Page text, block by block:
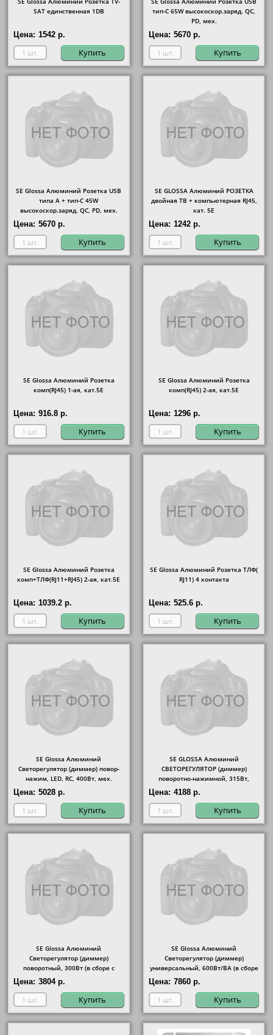
SAT единственная 1DB
Цена: 1542 р.
Купить
тип-C 65W высокоскор.заряд. QC,
PD, мех.
Цена: 5670 р.
Купить
SE Glossa Алюминий Розетка USB
типа A + тип-C 45W
высокоскор.заряд. QC, PD, мех.
Цена: 5670 р.
Купить
SE GLOSSA Алюминий РОЗЕТКА
двойная ТВ + компьютерная RJ45,
кат. 5Е
Цена: 1242 р.
Купить
SE Glossa Алюминий Розетка
комп(RJ45) 1-ая, кат.5E
Цена: 916.8 р.
Купить
SE Glossa Алюминий Розетка
комп(RJ45) 2-ая, кат.5E
Цена: 1296 р.
Купить
SE Glossa Алюминий Розетка
комп+ТЛФ(RJ11+RJ45) 2-ая, кат.5E
Цена: 1039.2 р.
Купить
SE Glossa Алюминий Розетка ТЛФ(
RJ11) 4 контакта
Цена: 525.6 р.
Купить
SE Glossa Алюминий
Светорегулятор (диммер) повор-
нажим, LED, RC, 400Вт, мех.
Цена: 5028 р.
Купить
SE GLOSSA Алюминий
СВЕТОРЕГУЛЯТОР (диммер)
поворотно-нажимной, 315Вт,
механизм
Цена: 4188 р.
Купить
SE Glossa Алюминий
Светорегулятор (диммер)
поворотный, 300Вт (в сборе с
Цена: 3804 р.
Купить
SE Glossa Алюминий
Светорегулятор (диммер)
универсальный, 600Вт/ВА (в сборе
с рамкой)
Цена: 7860 р.
Купить